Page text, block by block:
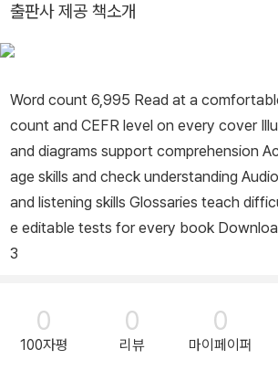
출판사 제공 책소개
Word count 6,995 Read at a
count and CEFR level on every cover
and diagrams support comprehension
age skills and check understanding
and listening skills Glossaries teach
e editable tests for every book
3
0
100자평
0
리뷰
0
마이페이퍼